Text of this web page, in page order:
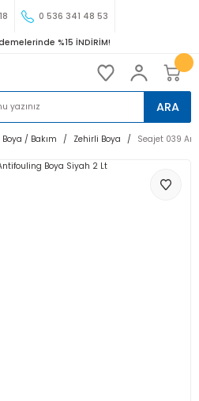
0 536 341 48 53
%15 İNDİRİM!
ARA
Boya / Bakım Zehirli Boya Seajet 039